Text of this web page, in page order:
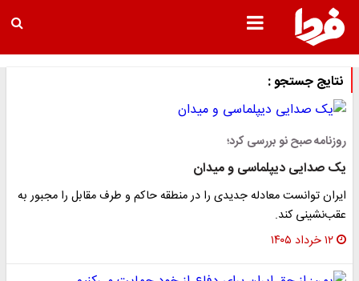
نتایج جستجو :
روزنامه صبح نو بررسی کرد؛
یک صدایی دیپلماسی و میدان
ایران توانست معادله جدیدی را در منطقه حاکم و طرف مقابل را مجبور به
عقب‌نشینی کند.
۱۲ خرداد ۱۴۰۵